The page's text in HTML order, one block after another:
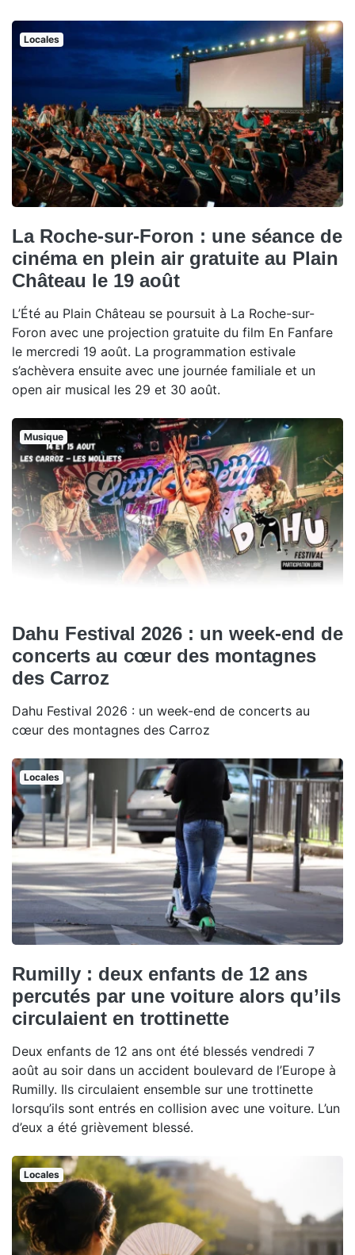
Locales
La Roche-sur-Foron : une séance de
cinéma en plein air gratuite au Plain
Château le 19 août
L’Été au Plain Château se poursuit à La Roche-sur-
Foron avec une projection gratuite du film En Fanfare
le mercredi 19 août. La programmation estivale
s’achèvera ensuite avec une journée familiale et un
open air musical les 29 et 30 août.
Musique
Dahu Festival 2026 : un week-end de
concerts au cœur des montagnes
des Carroz
Dahu Festival 2026 : un week-end de concerts au
cœur des montagnes des Carroz
Locales
Rumilly : deux enfants de 12 ans
percutés par une voiture alors qu’ils
circulaient en trottinette
Deux enfants de 12 ans ont été blessés vendredi 7
août au soir dans un accident boulevard de l’Europe à
Rumilly. Ils circulaient ensemble sur une trottinette
lorsqu’ils sont entrés en collision avec une voiture. L’un
d’eux a été grièvement blessé.
Locales